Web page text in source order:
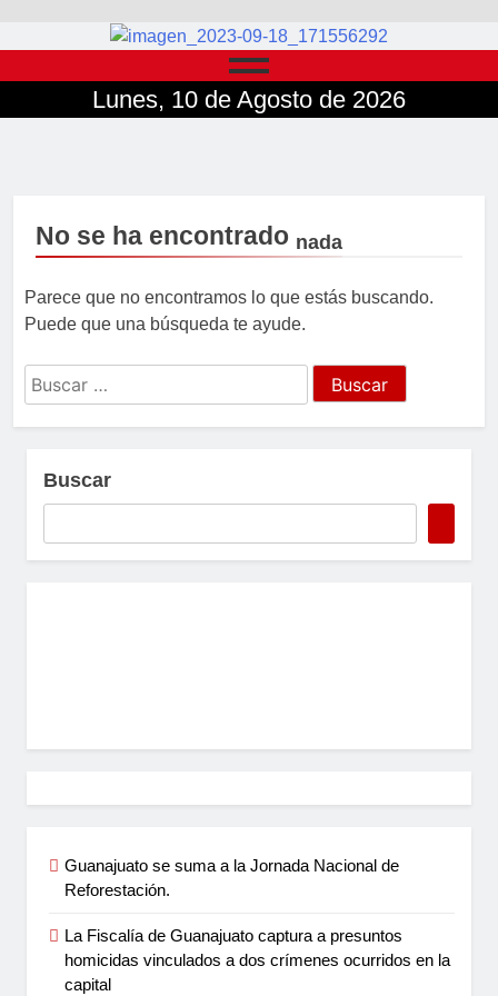
Lunes, 10 de Agosto de 2026
No se ha encontrado nada
Parece que no encontramos lo que estás buscando.
Puede que una búsqueda te ayude.
Buscar
Guanajuato se suma a la Jornada Nacional de
Reforestación.
La Fiscalía de Guanajuato captura a presuntos
homicidas vinculados a dos crímenes ocurridos en la
capital